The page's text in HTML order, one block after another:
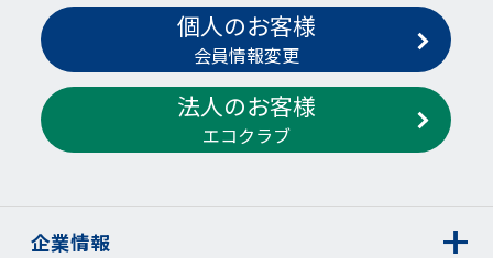
個人のお客様
会員情報変更
法人のお客様
エコクラブ
企業情報